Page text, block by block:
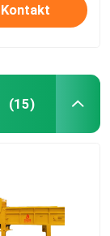
Kontakt
(15)